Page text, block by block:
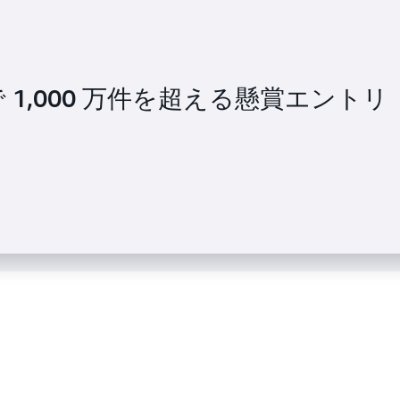
1,000 万件を超える懸賞エントリ
および Step Functions
して ML 処理時間を 8 日から